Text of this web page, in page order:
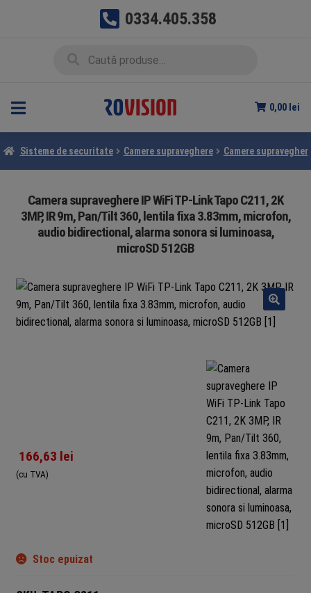
0334.405.358
0,00 lei
Sisteme de securitate Camere supraveghere Camere
Camera supraveghere IP WiFi TP-Link Tapo C211, 2K
3MP, IR 9m, Pan/Tilt 360, lentila fixa 3.83mm, microfon,
audio bidirectional, alarma sonora si luminoasa,
microSD 512GB
166,63 lei
(cu TVA)
Stoc epuizat